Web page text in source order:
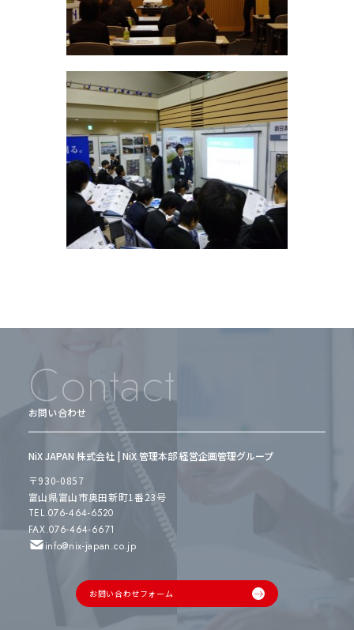
Contact
お問い合わせ
NiX JAPAN 株式会社 | NiX 管理本部 経営企画管理グループ
〒930-0857
富山県富山市奥田新町1番23号
TEL.076-464-6520
FAX.076-464-6671
info@nix-japan.co.jp
お問い合わせフォーム